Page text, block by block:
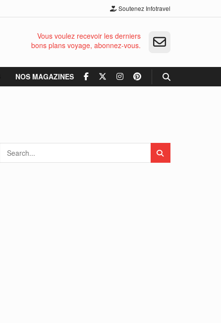
Soutenez Infotravel
Vous voulez recevoir les derniers
bons plans voyage, abonnez-vous.
NOS MAGAZINES